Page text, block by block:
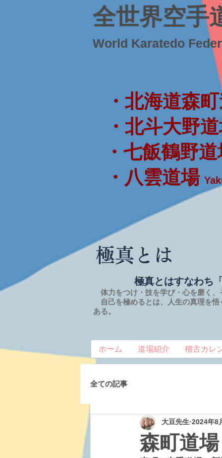
全世界空手
World Karatedo
・北海道森
・北斗大野
・七飯鶴野
・八雲道場
極真とは
極真とはすなわち
体力をつけ・技を学び・心を磨く、
自己を極めるとは、
人生の真理を悟
ある。
ホーム 道場紹介 稽古カレ
全ての記事
森町道
大豆先生 2024年8